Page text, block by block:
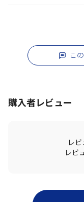
こ
購入者レビュー
レ
レビ